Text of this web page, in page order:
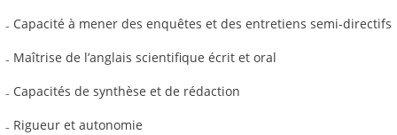
₋ Capacité à mener des enquêtes et des entretiens semi-directifs
₋ Maîtrise de l’anglais scientifique écrit et oral
₋ Capacités de synthèse et de rédaction
₋ Rigueur et autonomie